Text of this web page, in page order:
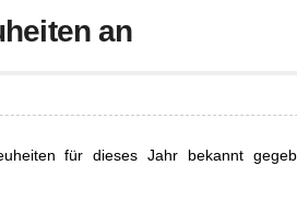
an
für dieses Jahr bekannt